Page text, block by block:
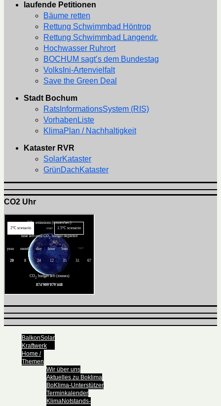
laufende Petitionen
Bäume retten
Rettung Schwimmbad Höntrop
Rettung Schwimmbad Langendr.
Hochwasser Ruhrort
BOCHUM sagt’s dem Bundestag
VolksIni-Artenvielfalt
Save the Green Deal
Stadt Bochum
RatsInformationsSystem (RIS)
VorhabenListe
KlimaPlan / Nachhaltigkeit
Kataster RVR
SolarKataster
GrünDachKataster
CO2 Uhr
BalkonSolar
Kraftwerk
Home /
Themen
Wir über uns
Aktuelles zu Boklima
BoKlima-Unterstützer
Terminkalender
KlimaNotstands-